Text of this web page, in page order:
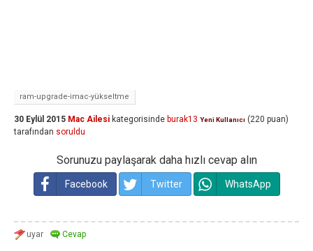
ram-upgrade-imac-yükseltme
30 Eylül 2015 Mac Ailesi kategorisinde burak13 Yeni Kullanıcı (220 puan)
tarafından soruldu
Sorunuzu paylaşarak daha hızlı cevap alın
Facebook Twitter WhatsApp